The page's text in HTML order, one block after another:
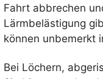
Fahrt abbrechen
Lärmbelästigung
können unbemerkt
Bei Löchern,